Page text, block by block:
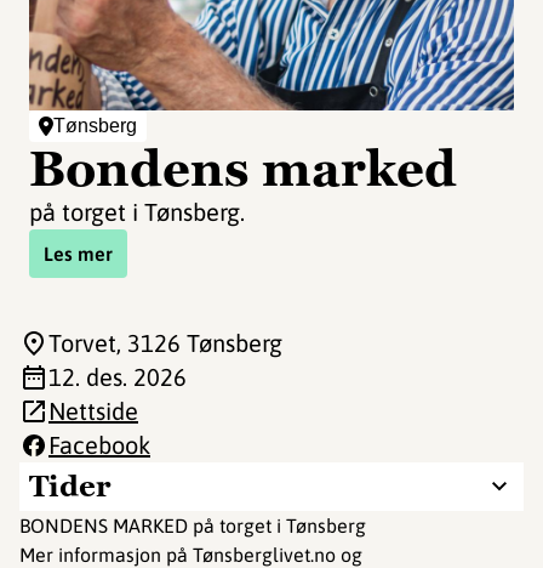
Tønsberg
Bondens marked
på torget i Tønsberg.
Les mer
Tider
BONDENS MARKED på torget i Tønsberg
Mer informasjon på Tønsberglivet.no og
Torvet, 3126 Tønsberg
12. des. 2026
Nettside
Facebook